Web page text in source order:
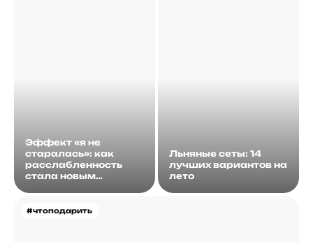
Эффект «я не
старалась»: как
расслабленность
стала новым
#чтоподарить
Льняные сеты: 14
лучших вариантов на
лето